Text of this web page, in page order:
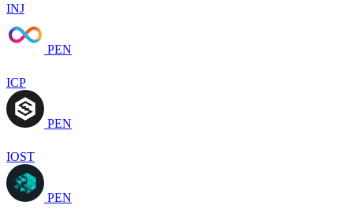
INJ
PEN
ICP
PEN
IOST
PEN